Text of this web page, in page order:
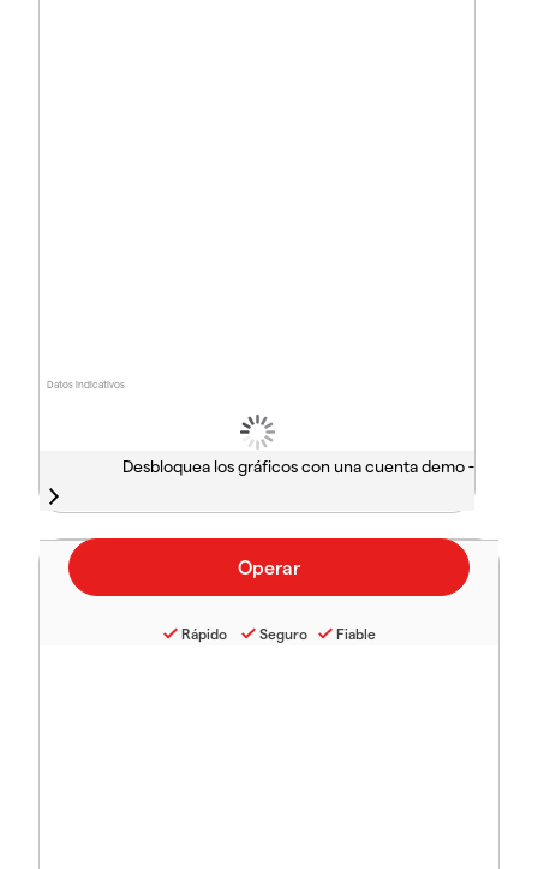
Datos indicativos
Desbloquea los gráficos con una cuenta demo -
Rápido Seguro Fiable